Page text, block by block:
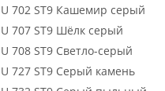
U 702 ST9 Кашемир серый
U 707 ST9 Шёлк серый
U 708 ST9 Светло-серый
U 727 ST9 Серый камень